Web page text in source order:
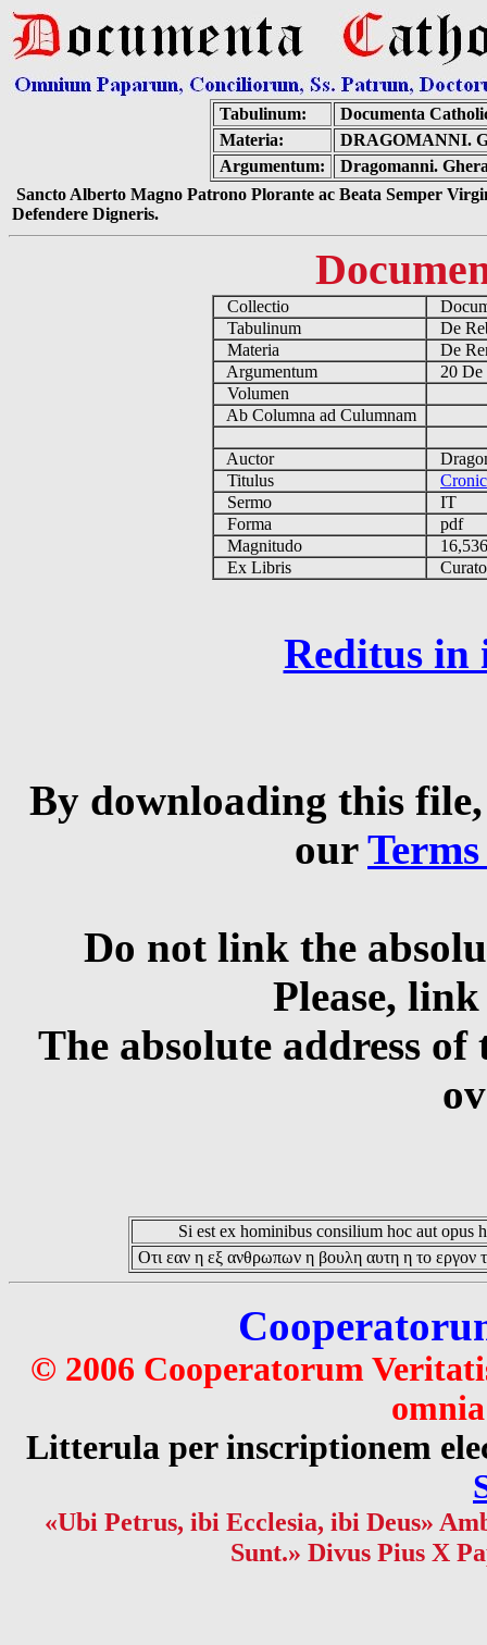
Tabulinum:
Documenta
Materia:
DRAGOMANNI.
Argumentum:
Dragomanni.
Sancto Alberto Magno Patrono Plorante ac Beata Semper
Defendere Digneris.
Collectio
Tabulinum
De
Materia
De
Argumentum
20
Volumen
Ab Columna ad Culumnam
Auctor
Titulus
Sermo
IT
Forma
pdf
Magnitudo
Ex Libris
Reditus in
By downloading this
our
Do not link the
Please,
The absolute address
Si est ex hominibus consilium hoc aut opus
Οτι εαν η εξ ανθρωπων η βουλη αυτη η το εργον
© 2006 Cooperatorum
Litterula per inscriptionem
«Ubi Petrus, ibi Ecclesia, ibi Deus»
Sunt.» Divus Pius X